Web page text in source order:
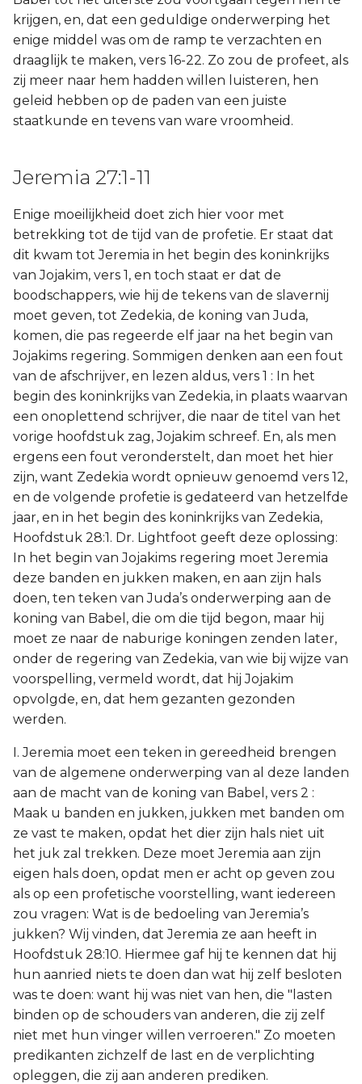
krijgen, en, dat een geduldige onderwerping het
enige middel was om de ramp te verzachten en
draaglijk te maken, vers 16-22. Zo zou de profeet, als
zij meer naar hem hadden willen luisteren, hen
geleid hebben op de paden van een juiste
staatkunde en tevens van ware vroomheid.
Jeremia 27:1-11
Enige moeilijkheid doet zich hier voor met
betrekking tot de tijd van de profetie. Er staat dat
dit kwam tot Jeremia in het begin des koninkrijks
van Jojakim, vers 1, en toch staat er dat de
boodschappers, wie hij de tekens van de slavernij
moet geven, tot Zedekia, de koning van Juda,
komen, die pas regeerde elf jaar na het begin van
Jojakims regering. Sommigen denken aan een fout
van de afschrijver, en lezen aldus, vers 1 : In het
begin des koninkrijks van Zedekia, in plaats waarvan
een onoplettend schrijver, die naar de titel van het
vorige hoofdstuk zag, Jojakim schreef. En, als men
ergens een fout veronderstelt, dan moet het hier
zijn, want Zedekia wordt opnieuw genoemd vers 12,
en de volgende profetie is gedateerd van hetzelfde
jaar, en in het begin des koninkrijks van Zedekia,
Hoofdstuk 28:1. Dr. Lightfoot geeft deze oplossing:
In het begin van Jojakims regering moet Jeremia
deze banden en jukken maken, en aan zijn hals
doen, ten teken van Juda’s onderwerping aan de
koning van Babel, die om die tijd begon, maar hij
moet ze naar de naburige koningen zenden later,
onder de regering van Zedekia, van wie bij wijze van
voorspelling, vermeld wordt, dat hij Jojakim
opvolgde, en, dat hem gezanten gezonden
werden.
I. Jeremia moet een teken in gereedheid brengen
van de algemene onderwerping van al deze landen
aan de macht van de koning van Babel, vers 2 :
Maak u banden en jukken, jukken met banden om
ze vast te maken, opdat het dier zijn hals niet uit
het juk zal trekken. Deze moet Jeremia aan zijn
eigen hals doen, opdat men er acht op geven zou
als op een profetische voorstelling, want iedereen
zou vragen: Wat is de bedoeling van Jeremia’s
jukken? Wij vinden, dat Jeremia ze aan heeft in
Hoofdstuk 28:10. Hiermee gaf hij te kennen dat hij
hun aanried niets te doen dan wat hij zelf besloten
was te doen: want hij was niet van hen, die "lasten
binden op de schouders van anderen, die zij zelf
niet met hun vinger willen verroeren." Zo moeten
predikanten zichzelf de last en de verplichting
opleggen, die zij aan anderen prediken.